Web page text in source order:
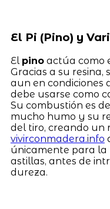
El Pi (Pino) y
El pinoactúa como
Gracias a su resina,
aun en condiciones
debe usarse como
Su combustión es
mucho humo y su
del tiro, creando un
vivirconmadera.info
únicamente para la
astillas, antes de
dureza.